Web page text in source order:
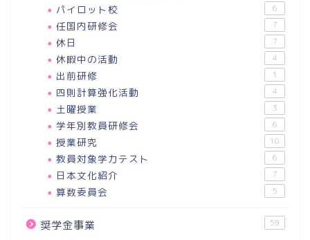
パイロット校 6
任国内研修会 7
休日 7
休暇中の活動 4
出前研修 1
四則計算強化活動 4
土曜授業 3
学年別教員研修会 6
授業研究 10
教員対象学力テスト 6
日本文化紹介 7
算数委員会 5
奨学金事業 59